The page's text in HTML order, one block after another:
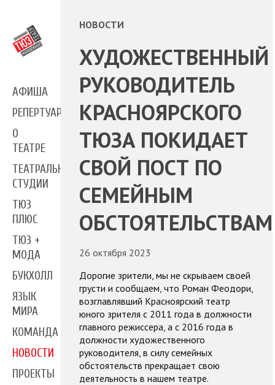
АФИША
РЕПЕРТУАР
О
ТЕАТРЕ
ТЕАТРАЛЬНЫЕ
СТУДИИ
ТЮЗ
ПЛЮС
ТЮЗ +
МОДА
БУКХОЛЛ
ЯЗЫК
МИРА
КОМАНДА
НОВОСТИ
ПРОЕКТЫ
НОВОСТИ
ХУДОЖЕСТВЕННЫЙ
РУКОВОДИТЕЛЬ
КРАСНОЯРСКОГО
ТЮЗА ПОКИДАЕТ
СВОЙ ПОСТ ПО
СЕМЕЙНЫМ
ОБСТОЯТЕЛЬСТВАМ
26 октября 2023
Дорогие зрители, мы не скрываем своей
грусти и сообщаем, что Роман Феодори,
возглавлявший Красноярский театр
юного зрителя с 2011 года в должности
главного режиссера, а с 2016 года в
должности художественного
руководителя, в силу семейных
обстоятельств прекращает свою
деятельность в нашем театре.